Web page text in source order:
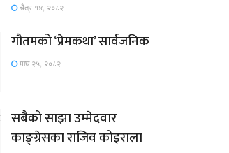
चैत्र १४, २०८२
गौतमको ‘प्रेमकथा’ सार्वजनिक
माघ २५, २०८२
सबैको साझा उम्मेदवार
काङ्ग्रेसका राजिव कोइराला